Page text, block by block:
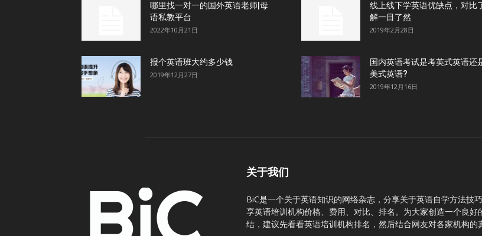
哪里找一对一的国外英语老师|母
语私教平台
2022年10月21日
报个英语班大约多少钱
2019年12月27日
线上线下学英语优缺点，对比
解一目了然
2019年2月28日
国内英语考试是考英式英语还
美式英语?
2019年12月16日
关于我们
BiC是一个关于英语知识的网络杂志，分享关于英语自学方法
享英语培训机构价格、费用、对比、排名。为大家创造一个良
结，建议先看看英语培训机构排名，然后结合网友对各家机构的